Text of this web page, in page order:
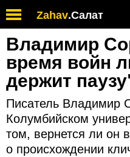
Zahav.Салат
Владимир
время войн
держит
Писатель Владимир
Колумбийском
том, вернется ли он
о происхождении